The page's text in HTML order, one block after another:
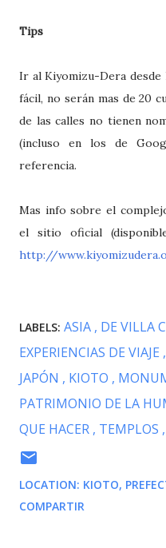
Tips
Ir al Kiyomizu-Dera desde
fácil, no serán mas de 20
de las calles no tienen
(incluso en los de
referencia.
Mas info sobre el
el sitio oficial
http://
LABELS: ASIA DE VILLA
EXPERIENCIAS DE VIAJE
JAPÓN
KIOTO
PATRIMONIO DE LA
QUE HACER TEMPLOS
LOCATION: KIOTO,
COMPARTIR